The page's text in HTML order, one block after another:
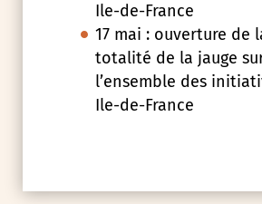
Ile-de-France
17 mai : ouverture de
totalité de la jauge
l’ensemble des
Ile-de-France